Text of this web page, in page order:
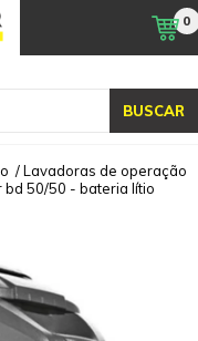
BUSCAR
0
/Lavadoras de operação
50/50 - bateria lítio